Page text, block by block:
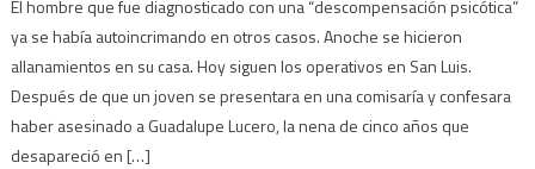
El hombre que fue diagnosticado con una “descompensación psicótica”
ya se había autoincrimando en otros casos. Anoche se hicieron
allanamientos en su casa. Hoy siguen los operativos en San Luis.
Después de que un joven se presentara en una comisaría y confesara
haber asesinado a Guadalupe Lucero, la nena de cinco años que
desapareció en […]